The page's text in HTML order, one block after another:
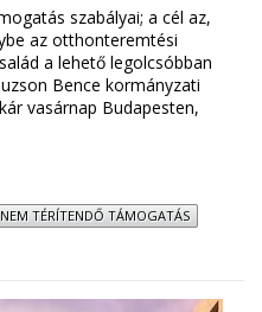
szabályai; a cél az,
az otthonteremtési
a lehető legolcsóbban
Bence kormányzati
vasárnap Budapesten,
TÉRÍTENDŐ TÁMOGATÁS